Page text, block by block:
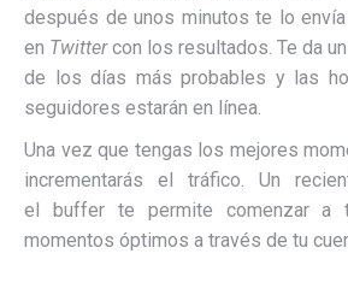
después de unos minutos te lo
en Twittercon los resultados. Te da
de los días más probables y las
seguidores estarán en línea.
Una vez que tengas los mejores
incrementarás el tráfico. Un
el buffer te permite comenzar a
momentos óptimos a través de tu